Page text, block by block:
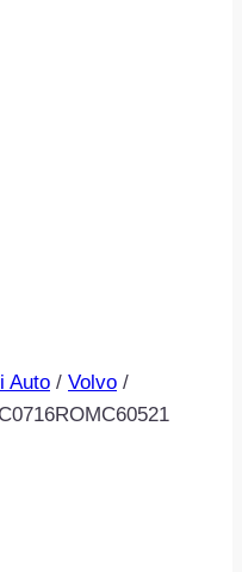
Auto / Volvo /